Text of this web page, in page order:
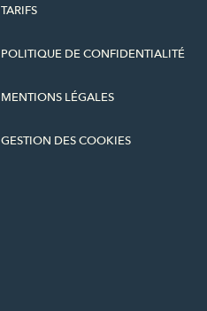
TARIFS
POLITIQUE DE CONFIDENTIALITÉ
MENTIONS LÉGALES
GESTION DES COOKIES